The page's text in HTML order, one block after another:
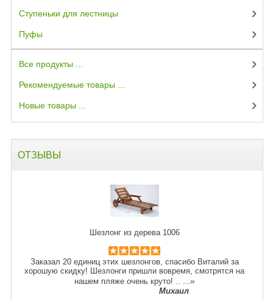
Ступеньки для лестницы
Пуфы
Все продукты ...
Рекомендуемые товары ...
Новые товары ...
ОТЗЫВЫ
Шезлонг из дерева 1006
Заказал 20 единиц этих шезлонгов, спасибо Виталий за
хорошую скидку! Шезлонги пришли вовремя, смотрятся на
нашем пляже очень круто! .. ...»
Михаил